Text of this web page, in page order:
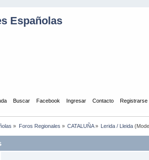
Buscar Facebook Ingresar Contacto Registrarse
» Foros Regionales » CATALUÑA» Lerida / Lleida